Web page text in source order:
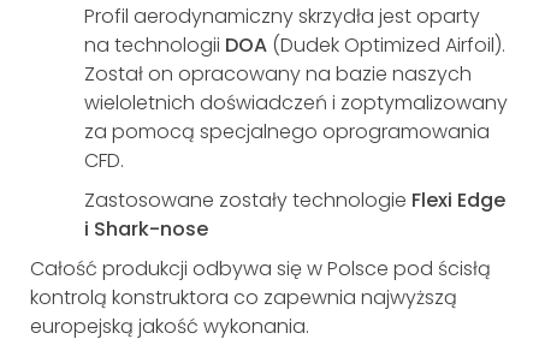
Profil aerodynamiczny skrzydła jest oparty
na technologii DOA (Dudek Optimized Airfoil).
Został on opracowany na bazie naszych
wieloletnich doświadczeń i zoptymalizowany
za pomocą specjalnego oprogramowania
CFD.
Zastosowane zostały technologie Flexi Edge
i Shark-nose
Całość produkcji odbywa się w Polsce pod ścisłą
kontrolą konstruktora co zapewnia najwyższą
europejską jakość wykonania.